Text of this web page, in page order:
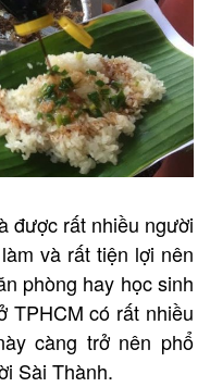
được rất nhiều người
và rất tiện lợi nên
phòng hay học sinh
TPHCM có rất nhiều
càng trở nên phổ
Sài Thành.